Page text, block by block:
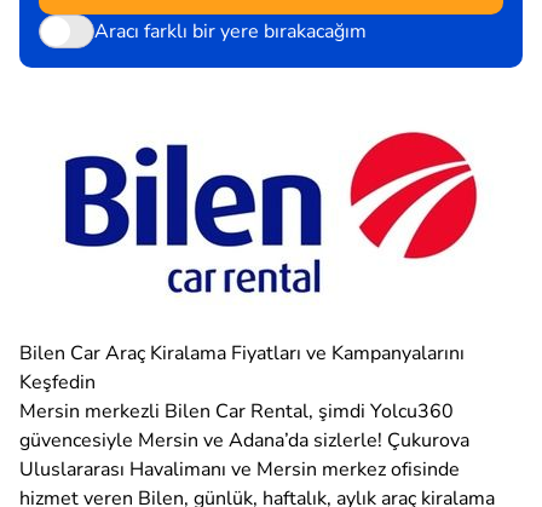
Aracı farklı bir yere bırakacağım
Bilen Car Araç Kiralama Fiyatları ve Kampanyalarını
Keşfedin
Mersin merkezli Bilen Car Rental, şimdi Yolcu360
güvencesiyle Mersin ve Adana’da sizlerle! Çukurova
Uluslararası Havalimanı ve Mersin merkez ofisinde
hizmet veren Bilen, günlük, haftalık, aylık araç kiralama